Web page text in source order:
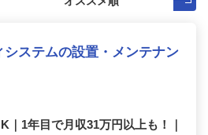
ステムの設置・メンテナン
｜1年目で月収31万円以上も！｜